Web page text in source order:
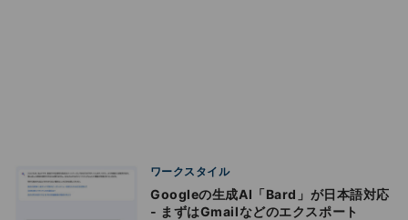
ワークスタイル
Googleの生成AI「Bard」が日本語対応
- まずはGmailなどのエクスポート